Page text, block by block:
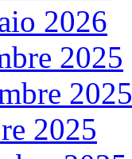
2026
2025
2025
2025